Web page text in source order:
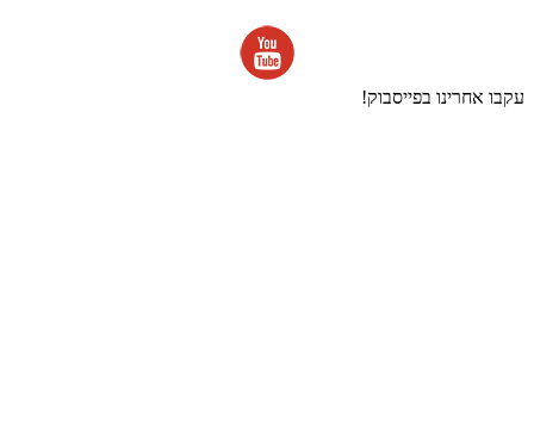
עקבו אחרינו בפייסבוק!